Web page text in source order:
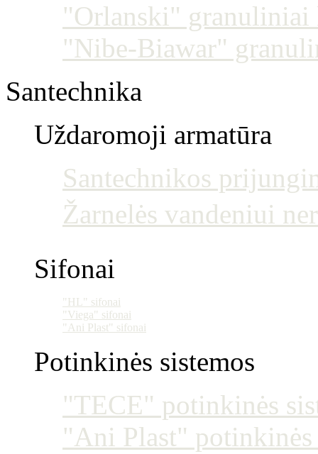
"Orlanski" granuliniai
"Nibe-Biawar"
Santechnika
Uždaromoji armatūra
Santechnikos
Žarnelės vandeniui
Sifonai
"HL" sifonai
"Viega" sifonai
"Ani Plast" sifonai
Potinkinės sistemos
"TECE" potinkinės
"Ani Plast" potinkinės